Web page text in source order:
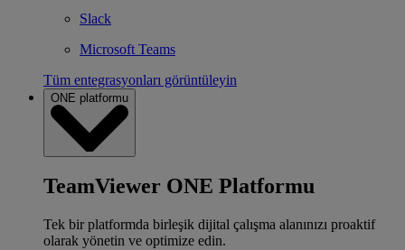
Slack
Microsoft Teams
Tüm entegrasyonları görüntüleyin
ONE platformu
TeamViewer ONE Platformu
Tek bir platformda birleşik dijital çalışma alanınızı proaktif
olarak yönetin ve optimize edin.